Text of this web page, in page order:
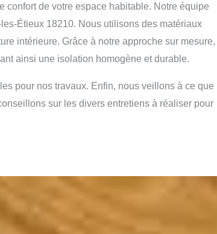
confort de votre espace habitable. Notre équipe
Étieux 18210. Nous utilisons des matériaux
intérieure. Grâce à notre approche sur mesure,
ainsi une isolation homogène et durable.
pour nos travaux. Enfin, nous veillons à ce que
sur les divers entretiens à réaliser pour